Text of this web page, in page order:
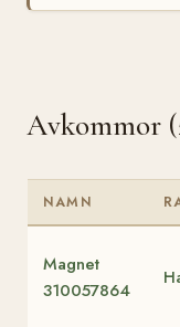
Avkommor
NAMN
Magnet
310057864